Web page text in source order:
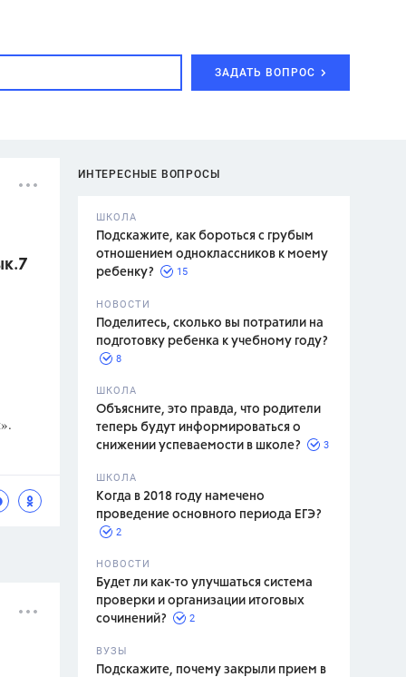
ЗАДАТЬ ВОПРОС
ИНТЕРЕСНЫЕ ВОПРОСЫ
ШКОЛА
Подскажите, как бороться с грубым
отношением одноклассников к моему
ребенку?
15
НОВОСТИ
Поделитесь, сколько вы потратили на
подготовку ребенка к учебному году?
8
ШКОЛА
Объясните, это правда, что родители
теперь будут информироваться о
снижении успеваемости в школе?
3
ШКОЛА
Когда в 2018 году намечено
проведение основного периода ЕГЭ?
2
НОВОСТИ
Будет ли как-то улучшаться система
проверки и организации итоговых
сочинений?
2
ВУЗЫ
Подскажите, почему закрыли прием в